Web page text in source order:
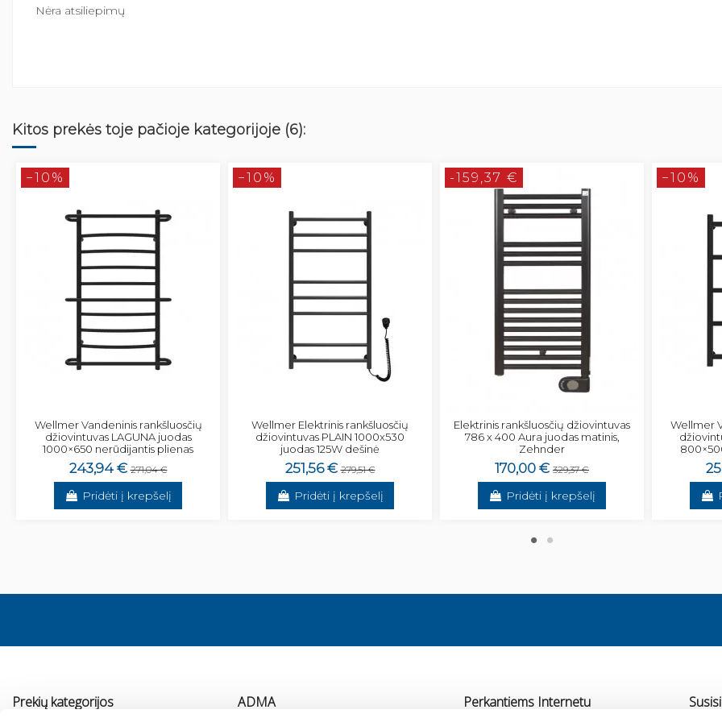
Nėra atsiliepimų
Kitos prekės toje pačioje kategorijoje (6):
−10%
Wellmer Vandeninis rankšluosčių
džiovintuvas LAGUNA juodas
1000×650 nerūdijantis plienas
243,94 € 271,04 €
Pridėti į krepšelį
−10%
Wellmer Elektrinis rankšluosčių
džiovintuvas PLAIN 1000x530
juodas 125W dešinė
251,56 € 279,51 €
Pridėti į krepšelį
-159,37 €
Elektrinis rankšluosčių džiovintuvas
786 x 400 Aura juodas matinis,
Zehnder
170,00 € 329,37 €
Pridėti į krepšelį
−10%
Wellmer
Prekių kategorijos ADMA Perkantiems Internetu